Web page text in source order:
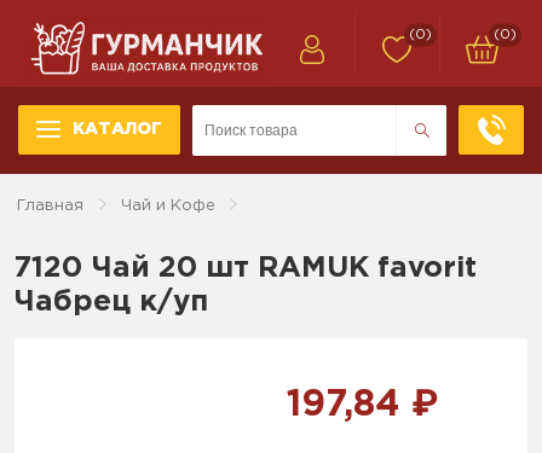
КАТАЛОГ
(0) (0)
Главная Чай и Кофе
7120 Чай 20 шт RAMUK favorit
Чабрец к/уп
197,84 ₽